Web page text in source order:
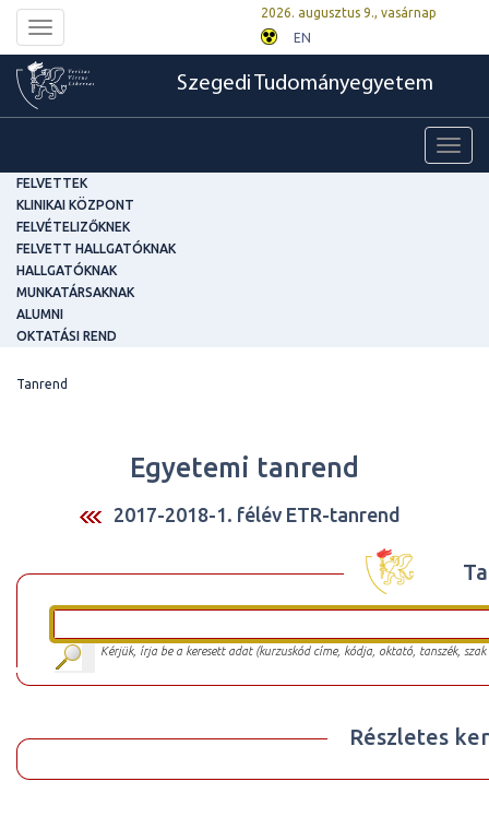
Toggle
navigation
2026. augusztus 9., vasárnap
EN
Szegedi Tudományegyetem
FELVETTEK
KLINIKAI KÖZPONT
FELVÉTELIZŐKNEK
FELVETT HALLGATÓKNAK
HALLGATÓKNAK
MUNKATÁRSAKNAK
ALUMNI
OKTATÁSI REND
Tanrend
Egyetemi tanrend
2017-2018-1. félév ETR-tanrend
Kérjük, írja be a keresett adat (kurzuskód címe, kódja, oktató, tanszék,
Részletes